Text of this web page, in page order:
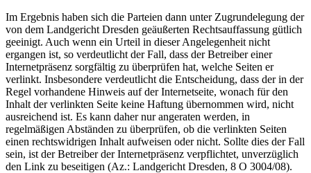
Im Ergebnis haben sich die Parteien dann unter Zugrundelegung der
von dem Landgericht Dresden geäußerten Rechtsauffassung gütlich
geeinigt. Auch wenn ein Urteil in dieser Angelegenheit nicht
ergangen ist, so verdeutlicht der Fall, dass der Betreiber einer
Internetpräsenz sorgfältig zu überprüfen hat, welche Seiten er
verlinkt. Insbesondere verdeutlicht die Entscheidung, dass der in der
Regel vorhandene Hinweis auf der Internetseite, wonach für den
Inhalt der verlinkten Seite keine Haftung übernommen wird, nicht
ausreichend ist. Es kann daher nur angeraten werden, in
regelmäßigen Abständen zu überprüfen, ob die verlinkten Seiten
einen rechtswidrigen Inhalt aufweisen oder nicht. Sollte dies der Fall
sein, ist der Betreiber der Internetpräsenz verpflichtet, unverzüglich
den Link zu beseitigen (Az.: Landgericht Dresden, 8 O 3004/08).